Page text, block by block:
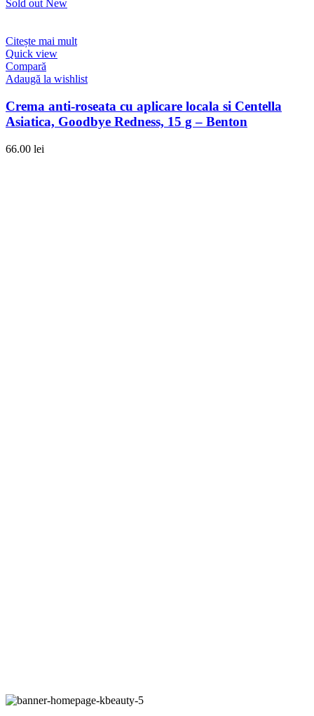
Sold out New
Citește mai mult
Quick view
Compară
Adaugă la wishlist
Crema anti-roseata cu aplicare locala si Centella
Asiatica, Goodbye Redness, 15 g – Benton
66.00 lei